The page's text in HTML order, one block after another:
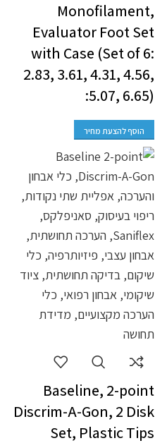
Monofilament,
Evaluator Foot Set
with Case (Set of 6:
2.83, 3.61, 4.31, 4.56,
5.07, 6.65):
הוסף להצעת מחיר
Baseline, 2-point
Discrim-A-Gon, 2 Disk
Set, Plastic Tips